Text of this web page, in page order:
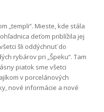
„templi“. Mieste, kde stála
deťom priblížila jej
šli oddýchnuť do
rybárov pri „Špeku“. Tam
piatok sme všetci
v porcelánových
nové informácie a nové